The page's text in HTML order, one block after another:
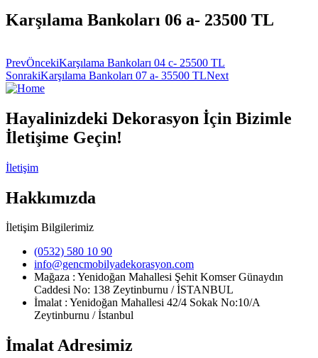
Karşılama Bankoları 06 a- 23500 TL
PrevÖncekiKarşılama Bankoları 04 c- 25500 TL
SonrakiKarşılama Bankoları 07 a- 35500 TLNext
Hayalinizdeki Dekorasyon İçin Bizimle
İletişime Geçin!
İletişim
Hakkımızda
İletişim Bilgilerimiz
(0532) 580 10 90
info@gencmobilyadekorasyon.com
Mağaza : Yenidoğan Mahallesi Şehit Komser Günaydın
Caddesi No: 138 Zeytinburnu / İSTANBUL
İmalat : Yenidoğan Mahallesi 42/4 Sokak No:10/A
Zeytinburnu / İstanbul
İmalat Adresimiz